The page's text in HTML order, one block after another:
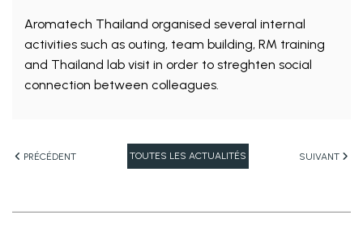
Aromatech Thailand organised several internal
activities such as outing, team building, RM training
and Thailand lab visit in order to streghten social
connection between colleagues.
PRÉCÉDENT TOUTES LES ACTUALITÉS SUIVANT